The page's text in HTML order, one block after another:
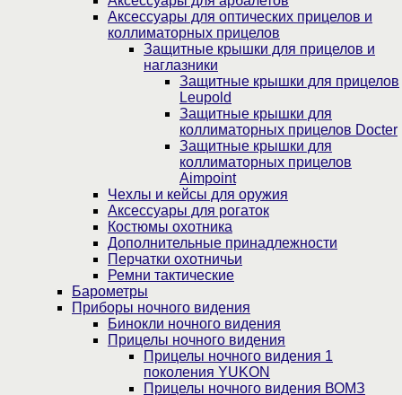
Аксессуары для оптических прицелов и
коллиматорных прицелов
Защитные крышки для прицелов и
наглазники
Защитные крышки для прицелов
Leupold
Защитные крышки для
коллиматорных прицелов Docter
Защитные крышки для
коллиматорных прицелов
Aimpoint
Чехлы и кейсы для оружия
Аксессуары для рогаток
Костюмы охотника
Дополнительные принадлежности
Перчатки охотничьи
Ремни тактические
Барометры
Приборы ночного видения
Бинокли ночного видения
Прицелы ночного видения
Прицелы ночного видения 1
поколения YUKON
Прицелы ночного видения ВОМЗ